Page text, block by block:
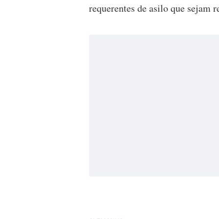
requerentes de asilo que sejam